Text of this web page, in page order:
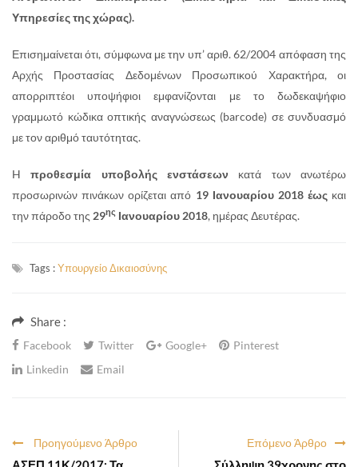
Υπηρεσίες της χώρας).
Επισημαίνεται ότι, σύμφωνα με την υπ’ αριθ. 62/2004 απόφαση της
Αρχής Προστασίας Δεδομένων Προσωπικού Χαρακτήρα, οι
απορριπτέοι υποψήφιοι εμφανίζονται με το δωδεκαψήφιο
γραμμωτό κώδικα οπτικής αναγνώσεως (barcode) σε συνδυασμό
με τον αριθμό ταυτότητας.
Hπροθεσμία υποβολής ενστάσεων κατά των ανωτέρω
προσωρινών πινάκων ορίζεται από 19 Ιανουαρίου 2018 έωςκαι
την πάροδο της 29ης Ιανουαρίου 2018, ημέρας Δευτέρας.
Tags :Υπουργείο Δικαιοσύνης
Share :
Facebook Twitter Google+
Pinterest
Linkedin
Email
Επόμενο Άρθρο
Προηγούμενο Άρθρο